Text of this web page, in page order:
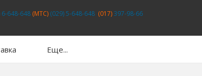
648-648(MTC)(029) 5-648-648 (017)397-98-66
Еще...